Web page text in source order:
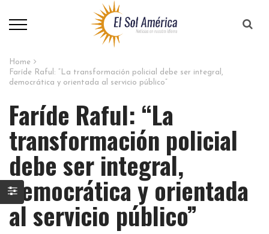
Home
Faríde Raful: “La transformación policial debe ser integral,
democrática y orientada al servicio público”
Faríde Raful: “La
transformación policial
debe ser integral,
democrática y orientada
al servicio público”